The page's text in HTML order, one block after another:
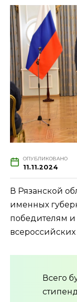
ОПУБЛИКОВАНО
11.11.2024
В Рязанской
именных
победителям
Всего